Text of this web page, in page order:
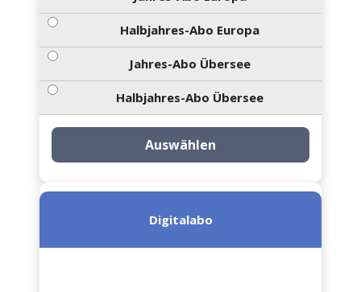
Halbjahres-Abo Europa
Jahres-Abo Übersee
Halbjahres-Abo Übersee
Auswählen
Digitalabo